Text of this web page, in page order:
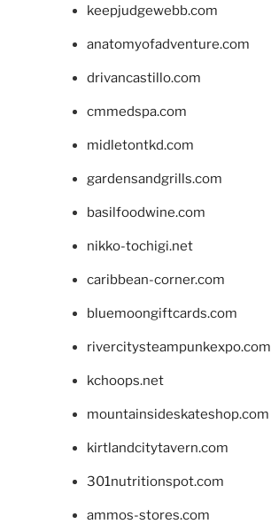
keepjudgewebb.com
anatomyofadventure.com
drivancastillo.com
cmmedspa.com
midletontkd.com
gardensandgrills.com
basilfoodwine.com
nikko-tochigi.net
caribbean-corner.com
bluemoongiftcards.com
rivercitysteampunkexpo.com
kchoops.net
mountainsideskateshop.com
kirtlandcitytavern.com
301nutritionspot.com
ammos-stores.com